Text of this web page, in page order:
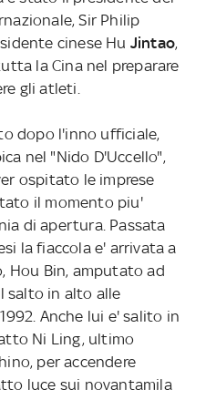
Sir Philip
cinese Hu Jintao,
la Cina nel preparare
gli atleti.
dopo l'inno ufficiale,
nel "Nido D'Uccello",
ospitato le imprese
il momento piu'
di apertura. Passata
la fiaccola e' arrivata a
Hou Bin, amputato ad
salto in alto alle
Anche lui e' salito in
Ni Ling, ultimo
per accendere
luce sui novantamila